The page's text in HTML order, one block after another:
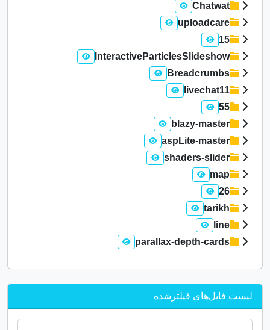
Chatwat
uploadcare
15
InteractiveParticlesSlideshow
Breadcrumbs
livechat11
55
blazy-master
aspLite-master
shaders-slider
map
26
tarikh
line
parallax-depth-cards
لیست فایل‌های فیلترشده